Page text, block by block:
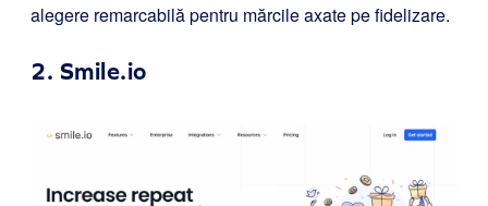
alegere remarcabilă pentru mărcile axate pe fidelizare.
2. Smile.io